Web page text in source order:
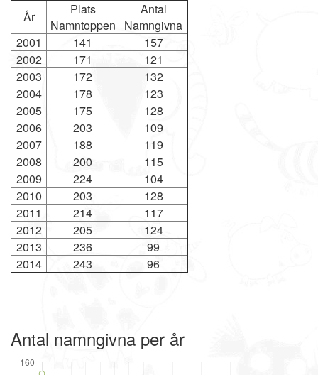
År
Plats
Namntoppen
Antal
Namngivna
2001
141
157
2002
171
121
2003
172
132
2004
178
123
2005
175
128
2006
203
109
2007
188
119
2008
200
115
2009
224
104
2010
203
128
2011
214
117
2012
205
124
2013
236
99
2014
243 96
Antal namngivna per år